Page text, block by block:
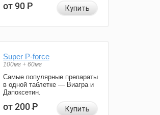
от 90Р Купить
Super P-force
100мг + 60мг
Самые популярные препараты
в одной таблетке — Виагра и
Дапоксетин.
от 200Р Купить